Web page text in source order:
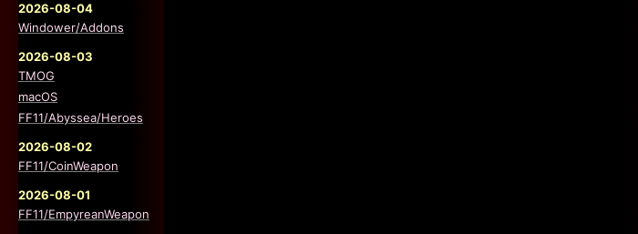
2026-08-04
Windower/Addons
2026-08-03
TMOG
macOS
FF11/Abyssea/Heroes
2026-08-02
FF11/CoinWeapon
2026-08-01
FF11/EmpyreanWeapon